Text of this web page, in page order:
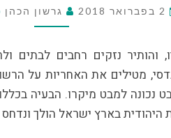
ביטוי
לכשל
ברמה
2 בפברואר 2018 גרשון הכהן
והותיר נזקים רחבים לבתים
מטילים את האחריות על
נכונה למבט מיקרו. הבעיה
היהודית בארץ ישראל הולך